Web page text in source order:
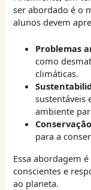
ser abordado é o
alunos devem
Problemas
como
climáticas.
sustentáveis
ambiente
para a
Essa abordagem
conscientes e
ao planeta.